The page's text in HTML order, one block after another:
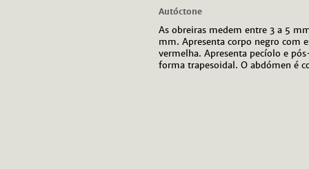
Autóctone
As obreiras medem entre 3 a 5
mm. Apresenta corpo negro com
vermelha. Apresenta pecíolo e
forma trapesoidal. O abdómen é